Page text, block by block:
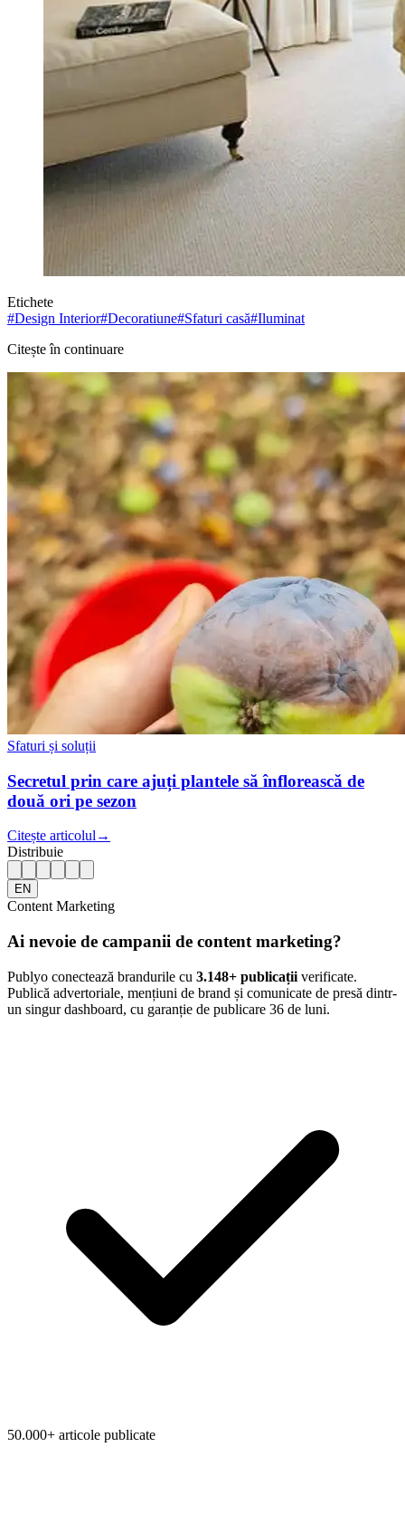
Etichete
#Design Interior#Decoratiune#Sfaturi casă#Iluminat
Citește în continuare
Sfaturi și soluții
Secretul prin care ajuți plantele să înflorească de
două ori pe sezon
Citește articolul →
Distribuie
EN
Content Marketing
Ai nevoie de campanii de content marketing?
Publyo conectează brandurile cu 3.148+ publicații verificate.
Publică advertoriale, mențiuni de brand și comunicate de presă dintr-
un singur dashboard, cu garanție de publicare 36 de luni.
50.000+ articole publicate